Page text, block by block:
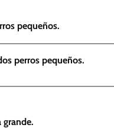
pequeños.
perros pequeños.